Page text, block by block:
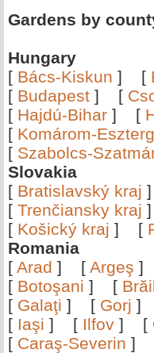
Gardens by
Hungary
[ Bács-Kiskun ] [
[ Budapest ] [
[ Hajdú-Bihar ] [
[ Komárom-
[ Szabolcs-
Slovakia
[ Bratislavský kraj
[ Trenčiansky kraj
[ Košický kraj ] [
Romania
[ Arad ] [ Argeş ]
[ Botoşani ] [
[ Galaţi ] [ Gorj ]
[ Iaşi ] [ Ilfov ] [
[ Caraş-Severin ]